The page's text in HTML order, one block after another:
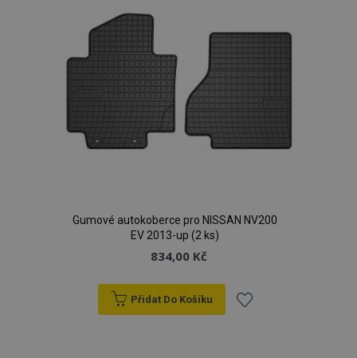
Gumové autokoberce pro NISSAN NV200
EV 2013-up (2 ks)
834,00 Kč
Přidat Do Košíku